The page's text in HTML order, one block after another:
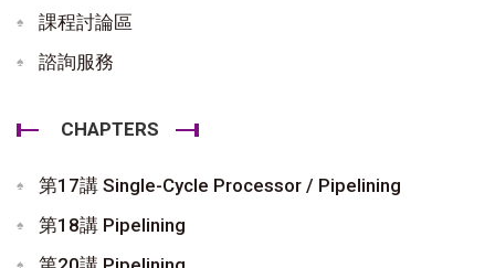
課程討論區
諮詢服務
CHAPTERS
第17講 Single-Cycle Processor / Pipelining
第18講 Pipelining